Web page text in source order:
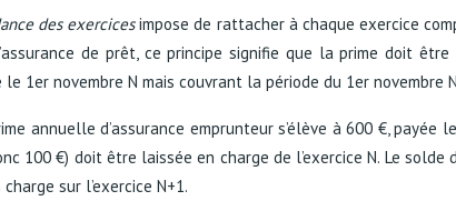
des exercicesimpose de rattacher à chaque exercice
de prêt, ce principe signifie que la prime doit
le 1er novembre N mais couvrant la période du 1er
annuelle d’assurance emprunteur s’élève à 600 €,
100 €) doit être laissée en charge de l’exercice N. Le
sur l’exercice N+1.